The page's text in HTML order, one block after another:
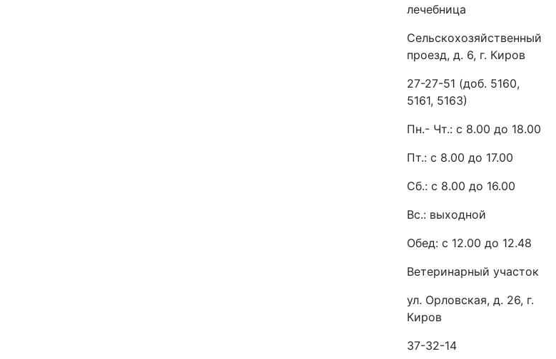
лечебница
Сельскохозяйственный
проезд, д. 6, г. Киров
27-27-51 (доб. 5160,
5161, 5163)
Пн.- Чт.: с 8.00 до 18.00
Пт.: с 8.00 до 17.00
Сб.: с 8.00 до 16.00
Вс.: выходной
Обед: с 12.00 до 12.48
Ветеринарный участок
ул. Орловская, д. 26, г.
Киров
37-32-14